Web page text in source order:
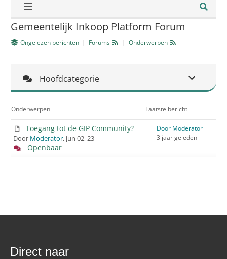
Gemeentelijk Inkoop Platform Forum
Ongelezen berichten | Forums | Onderwerpen
Hoofdcategorie
Onderwerpen Laatste bericht
Toegang tot de GIP Community?
Door Moderator, jun 02, 23
Openbaar
Door Moderator
3 jaar geleden
Direct naar